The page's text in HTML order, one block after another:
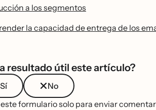
a los segmentos
la capacidad de entrega de los
resultado útil este artículo?
Sí
No
formulario solo para enviar